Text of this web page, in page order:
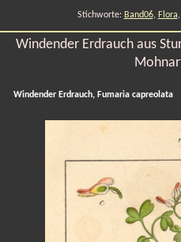
Stichworte: Band06, Flora,
Windender Erdrauch aus
Windender Erdrauch, Fumaria capreolata